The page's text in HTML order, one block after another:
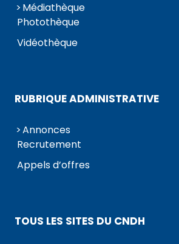
Médiathèque
Photothèque
Vidéothèque
RUBRIQUE ADMINISTRATIVE
Annonces
Recrutement
Appels d’offres
TOUS LES SITES DU CNDH